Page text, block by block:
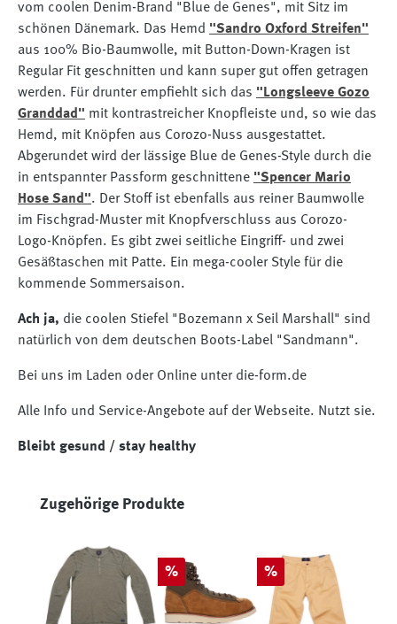
vom coolen Denim-Brand "Blue de Genes", mit Sitz im
schönen Dänemark. Das Hemd "Sandro Oxford Streifen"
aus 100% Bio-Baumwolle, mit Button-Down-Kragen ist
Regular Fit geschnitten und kann super gut offen getragen
werden. Für drunter empfiehlt sich das "Longsleeve Gozo
Granddad" mit kontrastreicher Knopfleiste und, so wie das
Hemd, mit Knöpfen aus Corozo-Nuss ausgestattet.
Abgerundet wird der lässige Blue de Genes-Style durch die
in entspannter Passform geschnittene "Spencer Mario
Hose Sand". Der Stoff ist ebenfalls aus reiner Baumwolle
im Fischgrad-Muster mit Knopfverschluss aus Corozo-
Logo-Knöpfen. Es gibt zwei seitliche Eingriff- und zwei
Gesäßtaschen mit Patte. Ein mega-cooler Style für die
kommende Sommersaison.
Ach ja, die coolen Stiefel "Bozemann x Seil Marshall" sind
natürlich von dem deutschen Boots-Label "Sandmann".
Bei uns im Laden oder Online unter die-form.de
Alle Info und Service-Angebote auf der Webseite. Nutzt sie.
Bleibt gesund / stay healthy
Produktgalerie überspringen
Zugehörige Produkte
Rabatt
% Rabatt
%